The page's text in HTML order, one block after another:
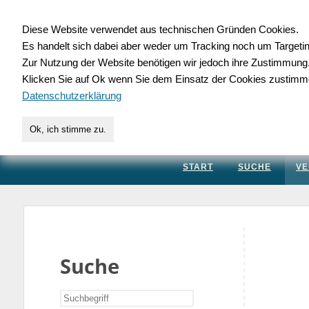
für Handwerk,
START SUCHE
Suche
Diese Website verwendet aus technischen Gründen Cookies.
Es handelt sich dabei aber weder um Tracking noch um
Zur Nutzung der Website benötigen wir jedoch ihre Zustimmung.
Klicken Sie auf Ok wenn Sie dem Einsatz der Cookies
Datenschutzerklärung
Ok, ich stimme zu.